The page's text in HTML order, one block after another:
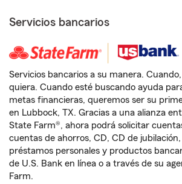
Servicios bancarios
Servicios bancarios a su manera.
quiera. Cuando esté buscando ayuda
metas financieras, queremos ser su
en Lubbock, TX. Gracias a una alianza
State Farm®, ahora podrá solicitar
cuentas de ahorros, CD, CD de
préstamos personales y productos
de U.S. Bank en línea o a través de su
Farm.